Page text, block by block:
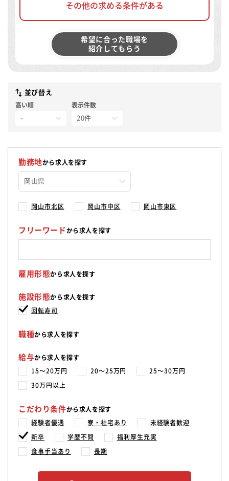
その他の求める条件がある
希望に合った職場を
紹介してもらう
並び替え
高い順 表示件数
勤務地から求人を探す
岡山市北区 岡山市中区 岡山市東区
フリーワードから求人を探す
雇用形態から求人を探す
施設形態から求人を探す
回転寿司
職種から求人を探す
給与から求人を探す
15〜20万円 20〜25万円 25〜30万円
30万円以上
こだわり条件から求人を探す
経験者優遇 寮・社宅あり 未経験者歓迎
新卒 学歴不問 福利厚生充実
食事手当あり 長期